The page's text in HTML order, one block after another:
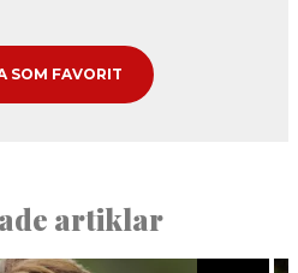
SOM FAVORIT
artiklar